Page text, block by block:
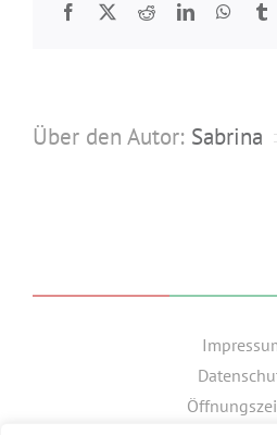
Facebook
TwitterRedditLinkedIn
Über den Autor: Sabrina